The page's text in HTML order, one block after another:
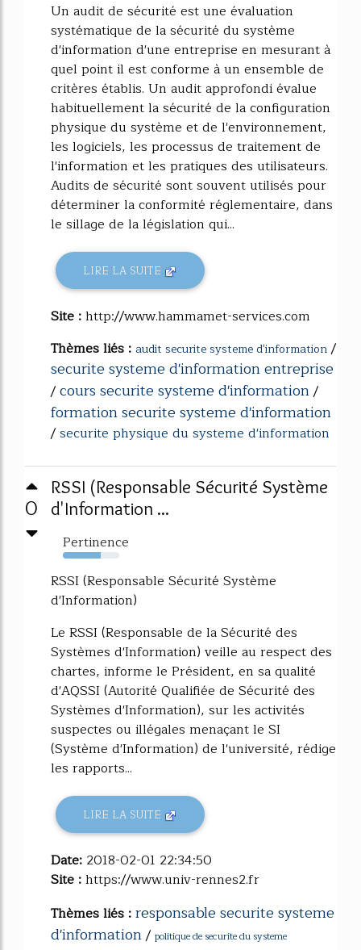
Un audit de sécurité est une évaluation
systématique de la sécurité du système
d'information d'une entreprise en mesurant à
quel point il est conforme à un ensemble de
critères établis. Un audit approfondi évalue
habituellement la sécurité de la configuration
physique du système et de l'environnement,
les logiciels, les processus de traitement de
l'information et les pratiques des utilisateurs.
Audits de sécurité sont souvent utilisés pour
déterminer la conformité réglementaire, dans
le sillage de la législation qui...
LIRE LA SUITE
Site :http://www.hammamet-services.com
Thèmes liés : audit securite systeme d'information/
securite systeme d'information entreprise
/cours securite systeme d'information/
formation securite systeme d'information
/securite physique du systeme d'information
0
RSSI (Responsable Sécurité Système
d'Information ...
Pertinence
67%
RSSI (Responsable Sécurité Système
d'Information)
Le RSSI (Responsable de la Sécurité des
Systèmes d'Information) veille au respect des
chartes, informe le Président, en sa qualité
d'AQSSI (Autorité Qualifiée de Sécurité des
Systèmes d'Information), sur les activités
suspectes ou illégales menaçant le SI
(Système d'Information) de l'université, rédige
les rapports...
LIRE LA SUITE
Date: 2018-02-01 22:34:50
Site :https://www.univ-rennes2.fr
Thèmes liés :responsable securite systeme
d'information/ politique de securite du systeme